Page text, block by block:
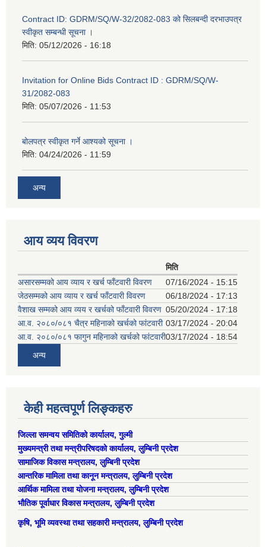
Contract ID: GDRM/SQ/W-32/2082-083 को सिलबन्दी दरभाउपत्र
स्वीकृत सम्बन्धी सूचना ।
मिति: 05/12/2026 - 16:18
Invitation for Online Bids Contract ID : GDRM/SQ/W-
31/2082-083
मिति: 05/07/2026 - 11:53
बोलपत्र स्वीकृत गर्ने आश्यको सूचना ।
मिति: 04/24/2026 - 11:59
अन्य
आय व्यय विवरण
मिति
असारसम्मको आय व्याय र खर्च फाँटवारी विवरण
07/16/2024 - 15:15
जेठसम्मको आय व्याय र खर्च फाँटवारी विवरण
06/18/2024 - 17:13
वैशाख सम्मको आय व्यय र खर्चको फाँटवारी विवरण 05/20/2024 - 17:18
आ.व. २०८०/०८१ चैत्र महिनाको खर्चको फांटवारी 03/17/2024 - 20:04
आ.व. २०८०/०८१ फागुन महिनाको खर्चको फांटवारी03/17/2024 - 18:54
अन्य
केही महत्वपूर्ण लिङ्कहरु
जिल्ला समन्वय समितिको कार्यालय, गुल्मी
मुख्यमन्त्री तथा मन्त्रीपरिषदको कार्यालय, लुम्बिनी प्रदेश
सामाजिक विकास मन्त्रालय, लुम्बिनी प्रदेश
आन्तरिक मामिला तथा कानून मन्त्रालय, लुम्बिनी प्रदेश
आर्थिक मामिला तथा योजना मन्त्रालय, लुम्बिनी प्रदेश
भौतिक पूर्वाधार विकास मन्त्रालय, लुम्बिनी प्रदेश
कृषि, भूमि व्यवस्था तथा सहकारी मन्त्रालय, लुम्बिनी प्रदेश